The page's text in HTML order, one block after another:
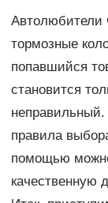
Автолюбители
тормозные
попавшийся
становится
неправильный.
правила
помощью
качественную